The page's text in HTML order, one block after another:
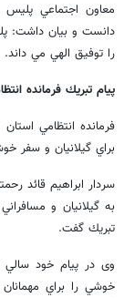
معاون اجتماعي
دانست و بيان داشت:
را توفيق الهي مي داند.
پيام تبريك فرمانده
فرمانده انتظامي
براي گيلانيان و سفر
به گيلانيان و
تبريك گفت.
وی در پيام خود سالي
خوشي را براي